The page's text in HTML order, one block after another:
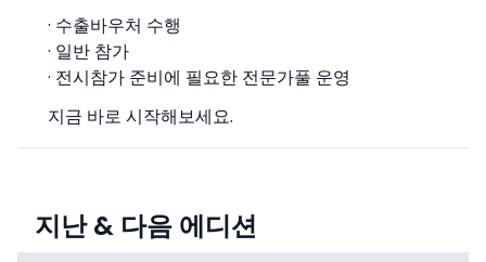
· 수출바우처 수행
· 일반 참가
· 전시참가 준비에 필요한 전문가풀 운영
지금 바로 시작해보세요.
지난 & 다음 에디션